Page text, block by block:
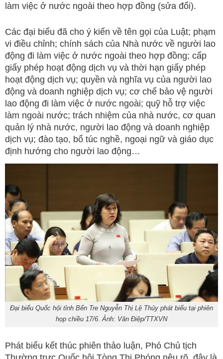
làm việc ở nước ngoài theo hợp đồng (sửa đổi).
Các đại biểu đã cho ý kiến về tên gọi của Luật; phạm
vi điều chỉnh; chính sách của Nhà nước về người lao
động đi làm việc ở nước ngoài theo hợp đồng; cấp
giấy phép hoạt động dịch vụ và thời hạn giấy phép
hoạt động dịch vụ; quyền và nghĩa vụ của người lao
động và doanh nghiệp dịch vụ; cơ chế bảo vệ người
lao động đi làm việc ở nước ngoài; quỹ hỗ trợ việc
làm ngoài nước; trách nhiệm của nhà nước, cơ quan
quản lý nhà nước, người lao động và doanh nghiệp
dịch vụ; đào tạo, bổ túc nghề, ngoại ngữ và giáo dục
định hướng cho người lao động…
Đại biểu Quốc hội tỉnh Bến Tre Nguyễn Thị Lệ Thủy phát biểu tại phiên
họp chiều 17/6. Ảnh: Văn Điệp/TTXVN
Phát biểu kết thúc phiên thảo luận, Phó Chủ tịch